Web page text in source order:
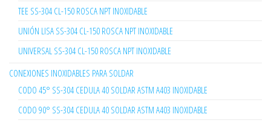
TEE SS-304 CL-150 ROSCA NPT INOXIDABLE
UNIÓN LISA SS-304 CL-150 ROSCA NPT INOXIDABLE
UNIVERSAL SS-304 CL-150 ROSCA NPT INOXIDABLE
CONEXIONES INOXIDABLES PARA SOLDAR
CODO 45° SS-304 CEDULA 40 SOLDAR ASTM A403 INOXIDABLE
CODO 90° SS-304 CEDULA 40 SOLDAR ASTM A403 INOXIDABLE